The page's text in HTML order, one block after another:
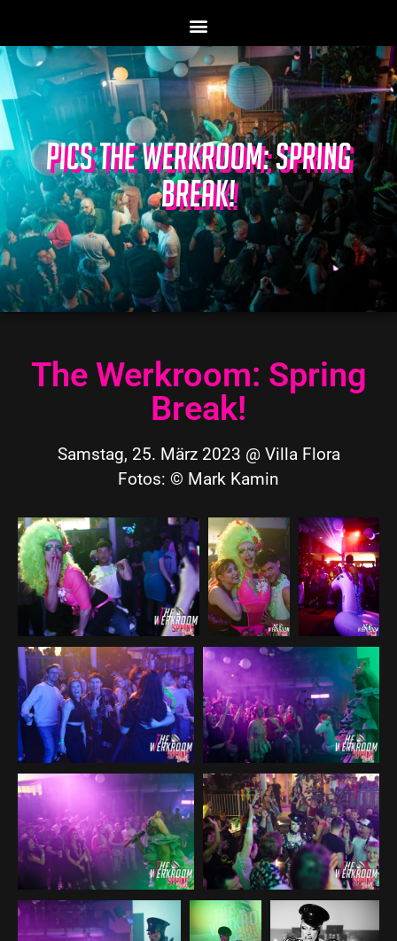
PICS THE WERKROOM: SPRING
BREAK!
The Werkroom: Spring
Break!
Samstag, 25. März 2023 @ Villa Flora
Fotos: © Mark Kamin